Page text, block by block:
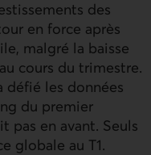
des
en force après
malgré la baisse
cours du trimestre.
défié les données
du premier
pas en avant. Seuls
globale au T1.